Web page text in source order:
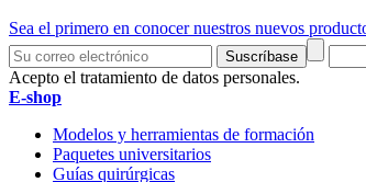
Sea el primero en conocer nuestros nuevos
Suscríbase
Acepto el tratamiento de datos personales.
E-shop
Modelos y herramientas de formación
Paquetes universitarios
Guías quirúrgicas